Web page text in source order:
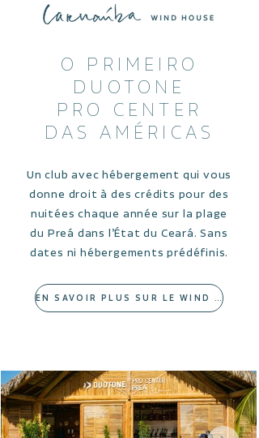
O PRIMEIRO
DUOTONE
PRO CENTER
DAS AMÉRICAS
Un club avec hébergement qui vous
donne droit à des crédits pour des
nuitées chaque année sur la plage
du Preá dans l’État du Ceará. Sans
dates ni hébergements prédéfinis.
EN SAVOIR PLUS SUR LE WIND HOUSE